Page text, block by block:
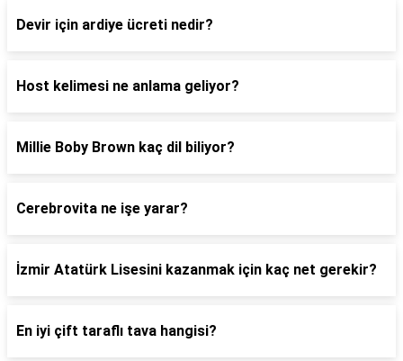
Devir için ardiye ücreti nedir?
Host kelimesi ne anlama geliyor?
Millie Boby Brown kaç dil biliyor?
Cerebrovita ne işe yarar?
İzmir Atatürk Lisesini kazanmak için kaç net gerekir?
En iyi çift taraflı tava hangisi?